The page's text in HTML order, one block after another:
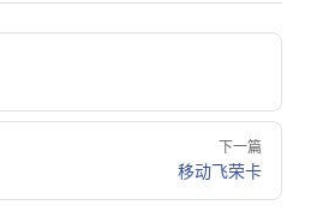
下一篇
移动飞荣卡